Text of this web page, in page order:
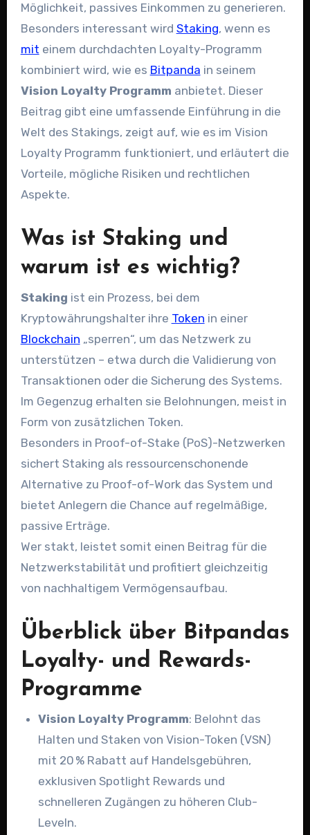
Möglichkeit, passives Einkommen zu generieren.
Besonders interessant wird Staking, wenn es
mit einem durchdachten Loyalty-Programm
kombiniert wird, wie es Bitpanda in seinem
Vision Loyalty Programm anbietet. Dieser
Beitrag gibt eine umfassende Einführung in die
Welt des Stakings, zeigt auf, wie es im Vision
Loyalty Programm funktioniert, und erläutert die
Vorteile, mögliche Risiken und rechtlichen
Aspekte.
Was ist Staking und
warum ist es wichtig?
Staking ist ein Prozess, bei dem
Kryptowährungshalter ihre Token in einer
Blockchain „sperren“, um das Netzwerk zu
unterstützen – etwa durch die Validierung von
Transaktionen oder die Sicherung des Systems.
Im Gegenzug erhalten sie Belohnungen, meist in
Form von zusätzlichen Token.
Besonders in Proof-of-Stake (PoS)-Netzwerken
sichert Staking als ressourcenschonende
Alternative zu Proof-of-Work das System und
bietet Anlegern die Chance auf regelmäßige,
passive Erträge.
Wer stakt, leistet somit einen Beitrag für die
Netzwerkstabilität und profitiert gleichzeitig
von nachhaltigem Vermögensaufbau.
Überblick über Bitpandas
Loyalty- und Rewards-
Programme
Vision Loyalty Programm: Belohnt das
Halten und Staken von Vision-Token (VSN)
mit 20 % Rabatt auf Handelsgebühren,
exklusiven Spotlight Rewards und
schnelleren Zugängen zu höheren Club-
Leveln.